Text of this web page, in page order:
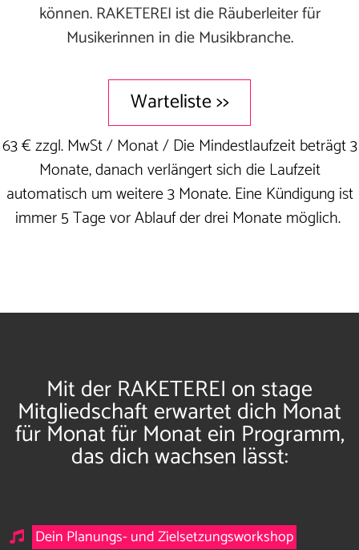
können. RAKETEREI ist die Räuberleiter für
Musikerinnen in die Musikbranche.
Warteliste >>
63 € zzgl. MwSt / Monat / Die Mindestlaufzeit beträgt 3
Monate, danach verlängert sich die Laufzeit
automatisch um weitere 3 Monate. Eine Kündigung ist
immer 5 Tage vor Ablauf der drei Monate möglich.
Mit derRAKETEREI on stage
Mitgliedschafterwartet dich Monat
für Monat für Monat ein Programm,
das dich wachsen lässt:
Dein Planungs- und Zielsetzungsworkshop